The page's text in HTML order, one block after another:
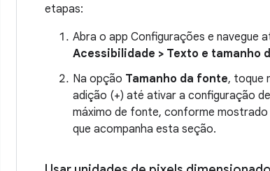
etapas:
Abra o app Configurações e navegue
Acessibilidade > Texto e tamanho
Na opção Tamanho da fonte, toque
adição (+) até ativar a configuração
máximo de fonte, conforme mostrado
que acompanha esta seção.